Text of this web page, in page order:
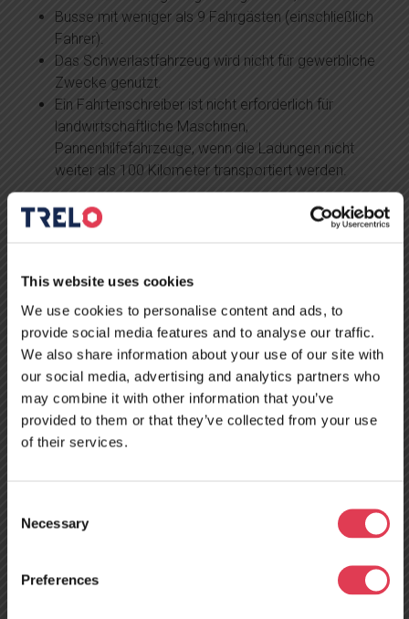
This website uses cookies
We use cookies to personalise content and ads, to
provide social media features and to analyse our traffic.
We also share information about your use of our site with
our social media, advertising and analytics partners who
may combine it with other information that you’ve
provided to them or that they’ve collected from your use
of their services.
Selection
Necessary
Preferences
Busse mit weniger als 9 Fahrgästen (einschließlich
Fahrer).
Das Schwerlastfahrzeug wird nicht für gewerbliche
Zwecke genutzt.
Ein Fahrtenschreiber ist nicht erforderlich für
landwirtschaftliche Maschinen,
Pannenhilfefahrzeuge, wenn die Ladungen nicht
weiter als 100 Kilometer transportiert werden.
Muss der Tachograph überprüft
werden?
es verboten ist, ein Fahrzeug mit einem ungültigen
Tachographen zu betreiben, und dass bei unsachgemäßer
Verwendung Geldstrafen drohen. TRELO verfügt über die
gesamte erforderliche Ausrüstung, um Ihren
Tachographen zu überprüfen.
Muss ich lange in der Schlange
warten?
kalibriert. Wir bieten einen schnellen Service, Sie müssen
nicht in der Schlange warten. Melden Sie sich an, kommen
keitimas užtrunka apie 5 valandas ir kainuoja apie 1090